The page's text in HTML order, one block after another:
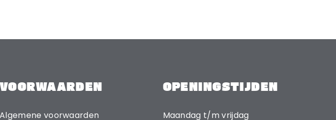
VOORWAARDEN
Algemene voorwaarden
OPENINGSTIJDEN
Maandag t/m vrijdag